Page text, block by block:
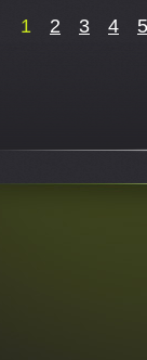
1 2 3 4 5